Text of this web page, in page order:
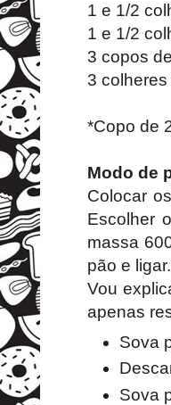
1 e 1/2
1 e 1/2
3 copos
3
*Copo de
Modo de
Colocar
Escolher
massa
pão e ligar.
Vou
apenas
Sova
Sova